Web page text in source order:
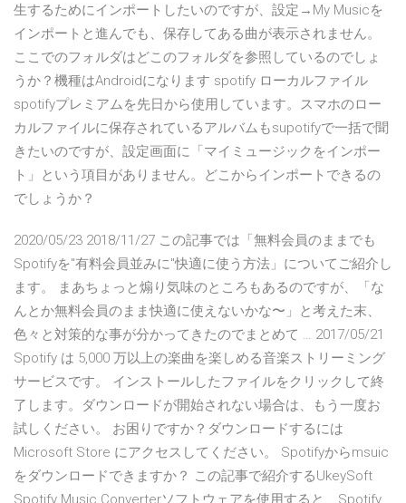
生するためにインポートしたいのですが、設定→My Musicを
インポートと進んでも、保存してある曲が表示されません。
ここでのフォルダはどこのフォルダを参照しているのでしょ
うか？機種はAndroidになります spotify ローカルファイル
spotifyプレミアムを先日から使用しています。スマホのロー
カルファイルに保存されているアルバムもsupotifyで一括で聞
きたいのですが、設定画面に「マイミュージックをインポー
ト」という項目がありません。どこからインポートできるの
でしょうか？
2020/05/23 2018/11/27 この記事では「無料会員のままでも
Spotifyを"有料会員並みに"快適に使う方法」についてご紹介し
ます。 まあちょっと煽り気味のところもあるのですが、「な
んとか無料会員のまま快適に使えないかな〜」と考えた末、
色々と対策的な事が分かってきたのでまとめて … 2017/05/21
Spotify は 5,000 万以上の楽曲を楽しめる音楽ストリーミング
サービスです。 インストールしたファイルをクリックして終
了します。ダウンロードが開始されない場合は、もう一度お
試しください。 お困りですか？ダウンロードするには
Microsoft Store にアクセスしてください。 Spotifyからmsuic
をダウンロードできますか？ この記事で紹介するUkeySoft